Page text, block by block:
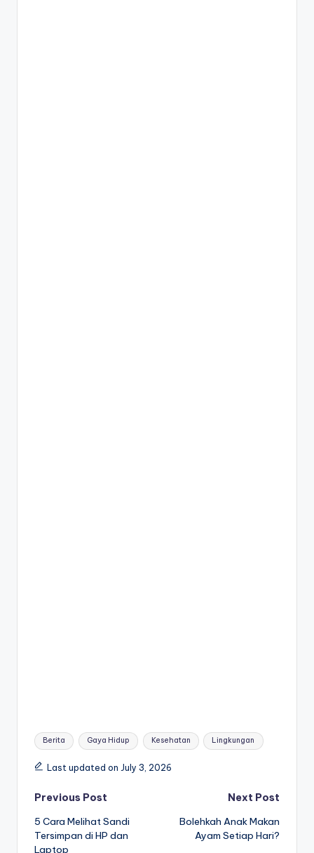
Tags:
Berita Gaya Hidup Kesehatan Lingkungan
Last updated on July 3, 2026
Post
navigation
Previous Post
5 Cara Melihat Sandi
Tersimpan di HP dan
Laptop
Next Post
Bolehkah Anak Makan
Ayam Setiap Hari?